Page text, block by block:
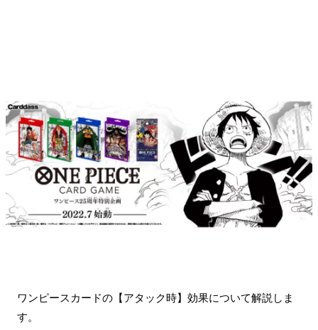
ワンピースカードの【アタック時】効果について解説しま
す。